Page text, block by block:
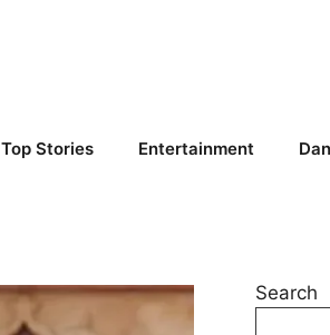
Top Stories Entertainment
Search